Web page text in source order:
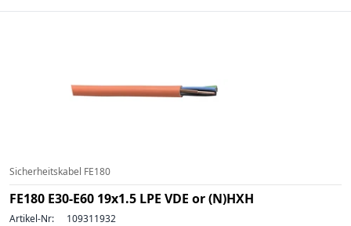
Sicherheitskabel FE180
FE180 E30-E60 19x1.5 LPE VDE or (N)HXH
Artikel-Nr: 109311932